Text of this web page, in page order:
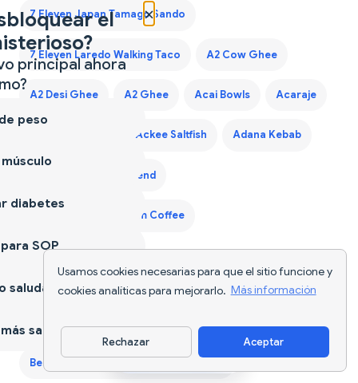
Usamos cookies necesarias para que el sitio funcione y
cookies analíticas para mejorarlo. Más información
Rechazar Aceptar
7 Eleven Japan Tamago Sando
7 Eleven Laredo Walking Taco A2 Cow Ghee
A2 Desi Ghee A2 Ghee Acai Bowls Acaraje
Ackee Saltfish Adana Kebab
Adaptogen Coffee Blend
Adaptogen Mushroom Coffee
Explore Más Nutrition Tools & Resources
Best Protein Supplements for Women
Descargar app
×
el
principal ahora
peso
diabetes
SOP
saludable
sano